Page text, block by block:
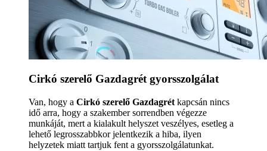
Cirkó szerelő Gazdagrét gyorsszolgálat
Van, hogy a Cirkó szerelő Gazdagrét kapcsán nincs
idő arra, hogy a szakember sorrendben végezze
munkáját, mert a kialakult helyszet veszélyes, esetleg a
lehető legrosszabbkor jelentkezik a hiba, ilyen
helyzetek miatt tartjuk fent a gyorsszolgálatunkat.